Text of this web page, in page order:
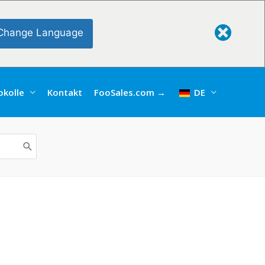
Language
Kontakt FooSales.com → DE